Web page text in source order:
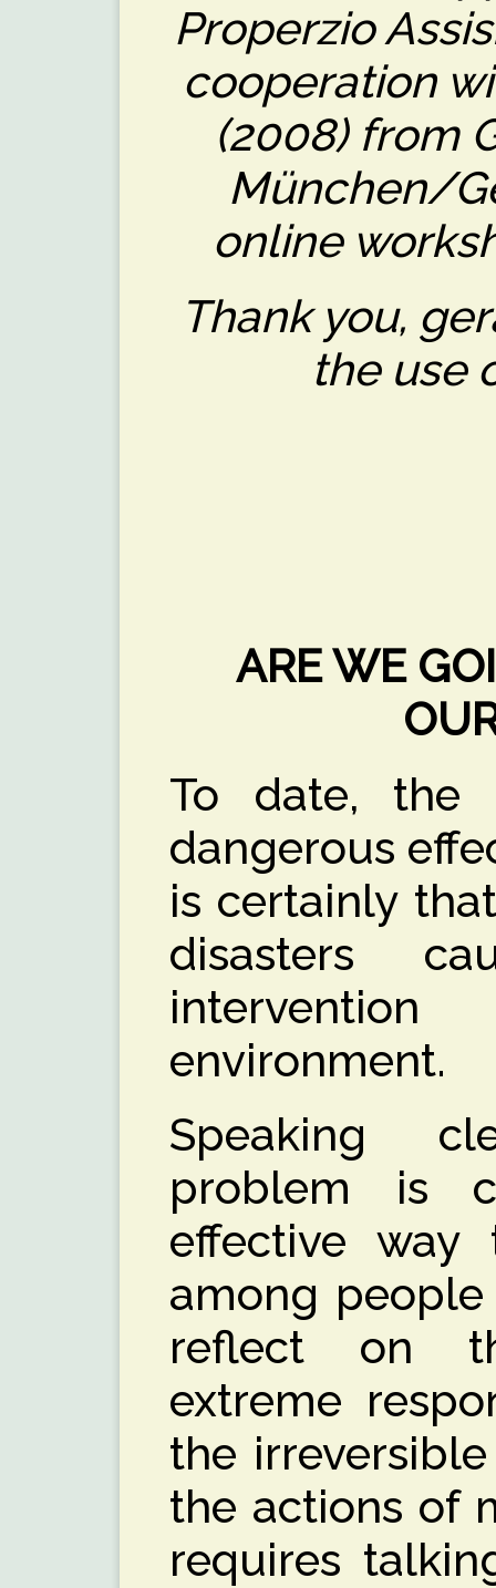
Properzio
cooperation
(2008) from
München/
online
Thank you,
the use
ARE WE
To date, the
dangerous
is certainly
disasters
environment.
Speaking
problem is
effective way
among
reflect on
extreme
the
the actions of
requires